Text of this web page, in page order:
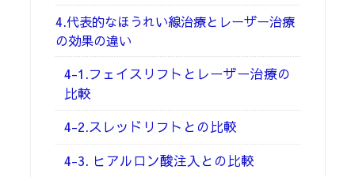
4.代表的なほうれい線治療とレーザー治療
の効果の違い
4-1.フェイスリフトとレーザー治療の
比較
4-2.スレッドリフトとの比較
4-3. ヒアルロン酸注入との比較